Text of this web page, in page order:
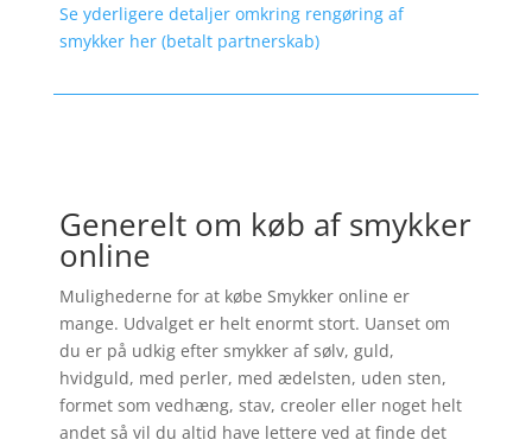
Se yderligere detaljer omkring rengøring af
smykker her (betalt partnerskab)
Generelt om køb af smykker
online
Mulighederne for at købe Smykker online er
mange. Udvalget er helt enormt stort. Uanset om
du er på udkig efter smykker af sølv, guld,
hvidguld, med perler, med ædelsten, uden sten,
formet som vedhæng, stav, creoler eller noget helt
andet så vil du altid have lettere ved at finde det